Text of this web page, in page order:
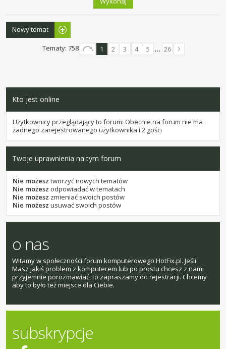
Nowy temat
Tematy: 758 1 2 3 4 5 … 26
Kto jest online
Użytkownicy przeglądający to forum: Obecnie na forum nie ma
żadnego zarejestrowanego użytkownika i 2 gości
Twoje uprawnienia na tym forum
Nie możesz tworzyć nowych tematów
Nie możesz odpowiadać w tematach
Nie możesz zmieniać swoich postów
Nie możesz usuwać swoich postów
o nas
Witamy w społeczności forum komputerowego HotFix.pl. Jeśli
Masz jakiś problem z komputerem lub po prostu chcesz z nami
przyjemnie porozmawiać, to zapraszamy do rejestracji. Chcemy
aby to było też miejsce dla Ciebie.
subskrypcje